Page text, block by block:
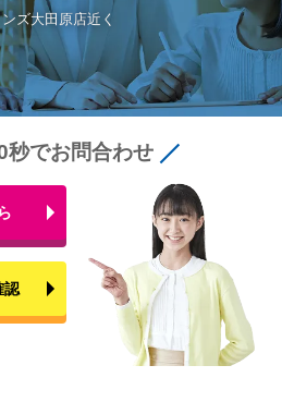
ズ大田原店近く
秒でお問合わせ
認